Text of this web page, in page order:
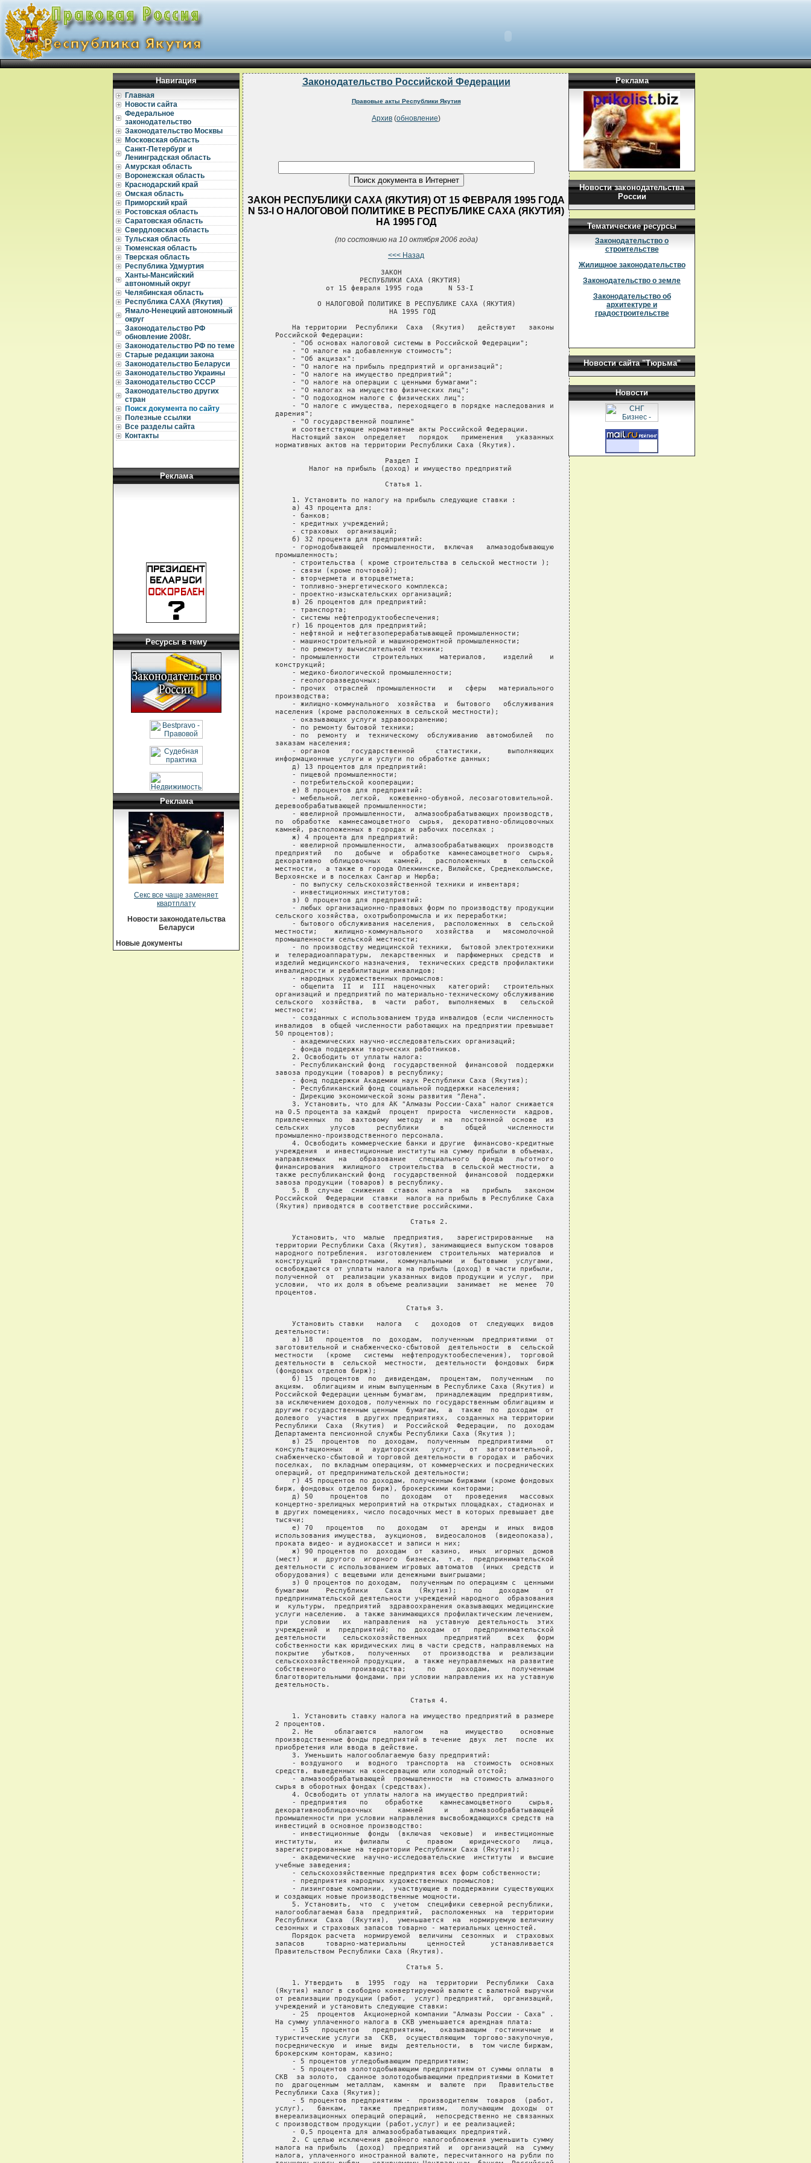
Навигация
Главная
Новости сайта
Федеральное
законодательство
Законодательство Москвы
Московская область
Санкт-Петербург и
Ленинградская область
Амурская область
Воронежская область
Краснодарский край
Омская область
Приморский край
Ростовская область
Саратовская область
Свердловская область
Тульская область
Тюменская область
Тверская область
Республика Удмуртия
Ханты-Мансийский
автономный округ
Челябинская область
Республика САХА (Якутия)
Ямало-Ненецкий автономный
округ
Законодательство РФ
обновление 2008г.
Законодательство РФ по теме
Старые редакции закона
Законодательство Беларуси
Законодательство Украины
Законодательство СССР
Законодательство других
стран
Поиск документа по сайту
Полезные ссылки
Все разделы сайта
Контакты
Реклама
Ресурсы в тему
Реклама
Секс все чаще заменяет
квартплату
Новости законодательства
Беларуси
Новые документы
Законодательство Российской Федерации
Правовые акты Республики Якутия
Архив (обновление)
ЗАКОН РЕСПУБЛИКИ САХА (ЯКУТИЯ) ОТ 15 ФЕВРАЛЯ 1995 ГОДА
N 53-I О НАЛОГОВОЙ ПОЛИТИКЕ В РЕСПУБЛИКЕ САХА (ЯКУТИЯ)
НА 1995 ГОД
(по состоянию на 10 октября 2006 года)
<<< Назад
                             ЗАКОН
                        РЕСПУБЛИКИ САХА (ЯКУТИЯ)
                от 15 февраля 1995 года      N 53-I

              О НАЛОГОВОЙ ПОЛИТИКЕ В РЕСПУБЛИКЕ САХА (ЯКУТИЯ)
                               НА 1995 ГОД

        На территории  Республики  Саха  (Якутия)   действуют   законы
    Российской Федерации:
        - "Об основах налоговой системы в Российской Федерации";
        - "О налоге на добавленную стоимость";
        - "Об акцизах":
        - "О налоге на прибыль предприятий и организаций";
        - "О налоге на имущество предприятий";
        - "О налоге на операции с ценными бумагами":
        - "О налогах на имущество физических лиц";
        - "О подоходном налоге с физических лиц";
        - "О налоге с имущества, переходящего в порядке наследования и
    дарения";
        - "О государственной пошлине"
        и соответствующие нормативные акты Российской Федерации.
        Настоящий закон  определяет   порядок   применения   указанных
    нормативных актов на территории Республики Саха (Якутия).

                              Раздел I
            Налог на прибыль (доход) и имущество предприятий

                              Статья 1.

        1. Установить по налогу на прибыль следующие ставки :
        а) 43 процента для:
        - банков;
        - кредитных учреждений;
        - страховых  организаций;
        б) 32 процента для предприятий:
        - горнодобывающей  промышленности,  включая   алмазодобывающую
    промышленность;
        - строительства ( кроме строительства в сельской местности );
        - связи (кроме почтовой);
        - вторчермета и вторцветмета;
        - топливно-энергетического комплекса;
        - проектно-изыскательских организаций;
        в) 26 процентов для предприятий:
        - транспорта;
        - системы нефтепродуктообеспечения;
        г) 16 процентов для предприятий;
        - нефтяной и нефтегазоперерабатывающей промышленности;
        - машиностроительной и машиноремонтной промышленности;
        - по ремонту вычислительной техники;
        - промышленности   строительных    материалов,    изделий    и
    конструкций;
        - медико-биологической промышленности;
        - геологоразведочных;
        - прочих  отраслей  промышленности   и   сферы   материального
    производства;
        - жилищно-коммунального  хозяйства  и  бытового   обслуживания
    населения (кроме расположенных в сельской местности);
        - оказывающих услуги здравоохранению;
        - по ремонту бытовой техники;
        - по  ремонту  и  техническому  обслуживанию  автомобилей   по
    заказам населения;
        - органов     государственной     статистики,      выполняющих
    информационные услуги и услуги по обработке данных;
        д) 13 процентов для предприятий:
        - пищевой промышленности;
        - потребительской кооперации;
        е) 8 процентов для предприятий:
        - мебельной,  легкой,  кожевенно-обувной, лесозаготовительной.
    деревообрабатывающей промышленности;
        - ювелирной промышленности,  алмазообрабатывающих производств,
    по  обработке  камнесамоцветного  сырья,  декоративно-облицовочных
    камней, расположенных в городах и рабочих поселках ;
        ж) 4 процента для предприятий:
        - ювелирной промышленности,  алмазообрабатывающих  производств
    предприятий   по   добыче  и  обработке  камнесамоцветного  сырья,
    декоративно  облицовочных   камней,   расположенных   в   сельской
    местности,  а также в города Олекминске, Вилюйске, Среднеколымске,
    Верхоянске и в поселках Сангар и Нюрба;
        - по выпуску сельскохозяйственной техники и инвентаря;
        - инвестиционных институтов;
        з) 0 процентов для предприятий:
        - любых организационно-правовых форм по производству продукции
    сельского хозяйства, охотрыбопромысла и их переработки;
        - бытового обслуживания населения,  расположенных  в  сельской
    местности;    жилищно-коммунального   хозяйства   и   мясомолочной
    промышленности сельской местности;
        - по производству медицинской техники,  бытовой электротехники
    и  телерадиоаппаратуры,  лекарственных  и  парфюмерных  средств  и
    изделий медицинского назначения,  технических средств профилактики
    инвалидности и реабилитации инвалидов;
        - народных художественных промыслов:
        - общепита  II  и  III  наценочных   категорий:   строительных
    организаций и предприятий по материально-техническому обслуживанию
    сельского  хозяйства,  в  части  работ,  выполняемых  в   сельской
    местности;
        - созданных с использованием труда инвалидов (если численность
    инвалидов  в общей численности работающих на предприятии превышает
    50 процентов);
        - академических научно-исследовательских организаций;
        - фонда поддержки творческих работников.
        2. Освободить от уплаты налога:
        - Республиканский фонд  государственной  финансовой  поддержки
    завоза продукции (товаров) в республику;
        - фонд поддержки Академии наук Республики Саха (Якутия);
        - Республиканский фонд социальной поддержки населения;
        - Дирекцию экономической зоны развития "Лена".
        3. Установить, что для АК "Алмазы России-Саха" налог снижается
    на 0.5 процента за каждый  процент  прироста  численности  кадров,
    привлеченных  по  вахтовому  методу  и  на  постоянной  основе  из
    сельских     улусов     республики     в     общей     численности
    промышленно-производственного персонала.
        4. Освободить коммерческие банки и другие  финансово-кредитные
    учреждения  и инвестиционные институты на сумму прибыли в объемах,
    направляемых   на   образование   специального   фонда   льготного
    финансирования  жилищного  строительства  в сельской местности,  а
    также республиканский фонд  государственной  финансовой  поддержки
    завоза продукции (товаров) в республику.
        5. В  случае  снижения  ставок  налога  на   прибыль   законом
    Российской  Федерации  ставки  налога на прибыль в Республике Саха
    (Якутия) приводятся в соответствие российскими.

                                    Статья 2.

        Установить, что  малые  предприятия,   зарегистрированные   на
    территории Республики Саха (Якутия), занимающиеся выпуском товаров
    народного потребления.  изготовлением  строительных  материалов  и
    конструкций  транспортными,  коммунальными  и  бытовыми  услугами,
    освобождаются от уплаты налога на прибыль (доход) в части прибыли,
    полученной  от  реализации указанных видов продукции и услуг,  при
    условии,  что их доля в объеме реализации  занимает  не  менее  70
    процентов.

                                   Статья 3.

        Установить ставки   налога   с   доходов  от  следующих  видов
    деятельности:
        а) 18   процентов  по  доходам,  полученным  предприятиями  от
    заготовительной и снабженческо-сбытовой  деятельности  в  сельской
    местности   (кроме   системы  нефтепродуктообеспечения),  торговой
    деятельности в  сельской  местности,  деятельности  фондовых  бирж
    (фондовых отделов бирж);
        б) 15  процентов  по  дивидендам,  процентам,  полученным   по
    акциям.  облигациям и иным выпущенным в Республике Саха (Якутия) и
    Российской Федерации ценным бумагам,  принадлежащим  предприятиям,
    за исключением доходов, полученных по государственным облигациям и
    другим государственным ценным  бумагам,  а  также  по  доходам  от
    долевого  участия  в других предприятиях,  созданных на территории
    Республики  Саха  (Якутия)  и  Российской  Федерации,  по  доходам
    Департамента пенсионной службы Республики Саха (Якутия );
        в) 25  процентов  по  доходам,  полученным  предприятиями   от
    консультационных   и   аудиторских   услуг,   от  заготовительной,
    снабженческо-сбытовой и торговой деятельности в городах и  рабочих
    поселках,  по вкладным операциям, от коммерческих и посреднических
    операций, от предпринимательской деятельности;
        г) 45 процентов по доходам, полученным биржами (кроме фондовых
    бирж, фондовых отделов бирж), брокерскими конторами;
        д) 50    процентов   по   доходам   от   проведения   массовых
    концертно-зрелищных мероприятий на открытых площадках, стадионах и
    в других помещениях, число посадочных мест в которых превышает две
    тысячи;
        е) 70   процентов   по   доходам   от   аренды  и  иных  видов
    использования имущества,  аукционов,  видеосалонов  (видеопоказа),
    проката видео- и аудиокассет и записи н них;
        ж) 90 процентов по  доходам  от  казино,  иных  игорных  домов
    (мест)   и  другого  игорного  бизнеса,  т.е.  предпринимательской
    деятельности с использованием игровых автоматов  (иных  средств  и
    оборудования) с вещевыми или денежными выигрышами;
        з) 0 процентов по доходам,  полученным по операциям с  ценными
    бумагами    Республики    Саха    (Якутия);    по    доходам    от
    предпринимательской деятельности учреждений народного  образования
    и  культуры,  предприятий  здравоохранения оказывающих медицинские
    услуги населению.  а также занимающихся профилактическим лечением,
    при   условии   их   направления  на  уставную  деятельность  этих
    учреждений  и  предприятий;  по  доходам  от   предпринимательской
    деятельности    сельскохозяйственных    предприятий    всех   форм
    собственности как юридических лиц в части средств, направляемых на
    покрытие   убытков,   полученных   от  производства  и  реализации
    сельскохозяйственной продукции,  а также неуправляемых на развитие
    собственного      производства;     по     доходам,     полученным
    благотворительными фондами. при условии направления их на уставную
    деятельность.

                                    Статья 4.

        1. Установить ставку налога на имущество предприятий в размере
    2 процентов.
        2. Не     облагаются    налогом    на    имущество    основные
    производственные фонды предприятий в теч
Реклама
Новости законодательства
России
Тематические ресурсы
Законодательство о
строительстве
Жилищное законодательство
Законодательство о земле
Законодательство об
архитектуре и
градостроительстве
Новости сайта "Тюрьма"
Новости